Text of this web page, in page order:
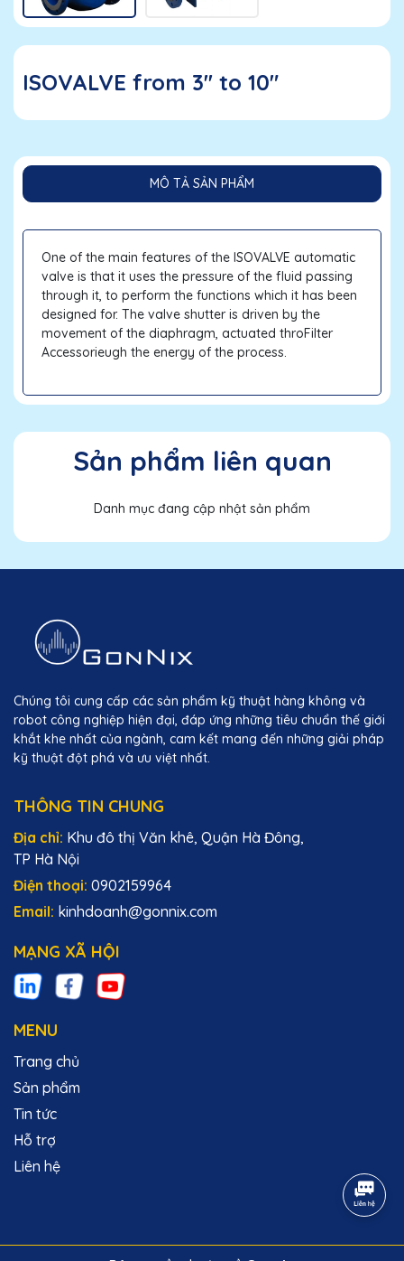
ISOVALVE from 3'' to 10"
MÔ TẢ SẢN PHẨM
One of the main features of the ISOVALVE automatic
valve is that it uses the pressure of the fluid passing
through it, to perform the functions which it has been
designed for. The valve shutter is driven by the
movement of the diaphragm, actuated throFilter
Accessorieugh the energy of the process.
Sản phẩm liên quan
Danh mục đang cập nhật sản phẩm
Chúng tôi cung cấp các sản phẩm kỹ thuật hàng không và
robot công nghiệp hiện đại, đáp ứng những tiêu chuẩn thế giới
khắt khe nhất của ngành, cam kết mang đến những giải pháp
kỹ thuật đột phá và ưu việt nhất.
THÔNG TIN CHUNG
Địa chỉ: Khu đô thị Văn khê, Quận Hà Đông,
TP Hà Nội
Điện thoại: 0902159964
Email: kinhdoanh@gonnix.com
MẠNG XÃ HỘI
MENU
Trang chủ
Sản phẩm
Tin tức
Hỗ trợ
Liên hệ